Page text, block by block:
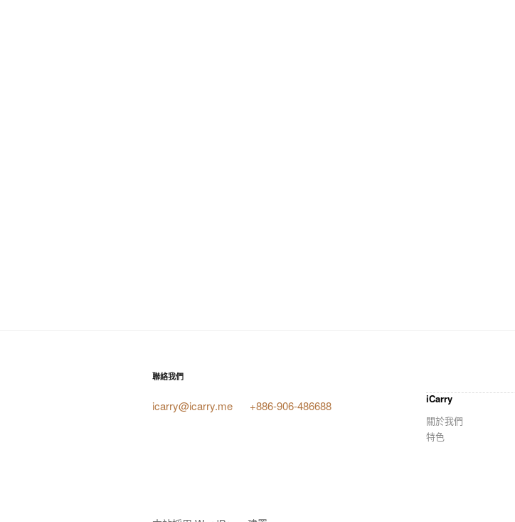
聯絡我們
icarry@icarry.me +886-906-486688
iCarry
關於我們
特色